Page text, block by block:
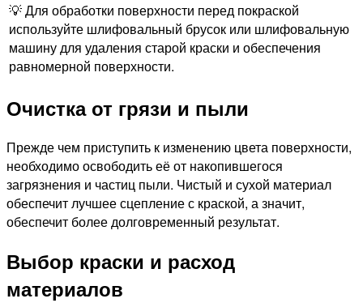
💡 Для обработки поверхности перед покраской
используйте шлифовальный брусок или шлифовальную
машину для удаления старой краски и обеспечения
равномерной поверхности.
Очистка от грязи и пыли
Прежде чем приступить к изменению цвета поверхности,
необходимо освободить её от накопившегося
загрязнения и частиц пыли. Чистый и сухой материал
обеспечит лучшее сцепление с краской, а значит,
обеспечит более долговременный результат.
Выбор краски и расход
материалов